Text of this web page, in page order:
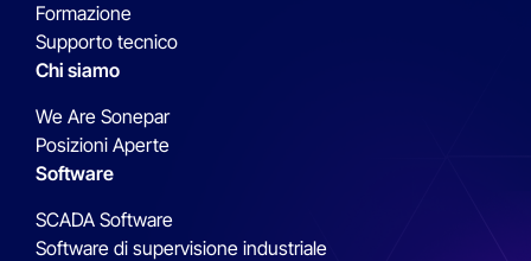
Formazione
Supporto tecnico
Chi siamo
We Are Sonepar
Posizioni Aperte
Software
SCADA Software
Software di supervisione industriale